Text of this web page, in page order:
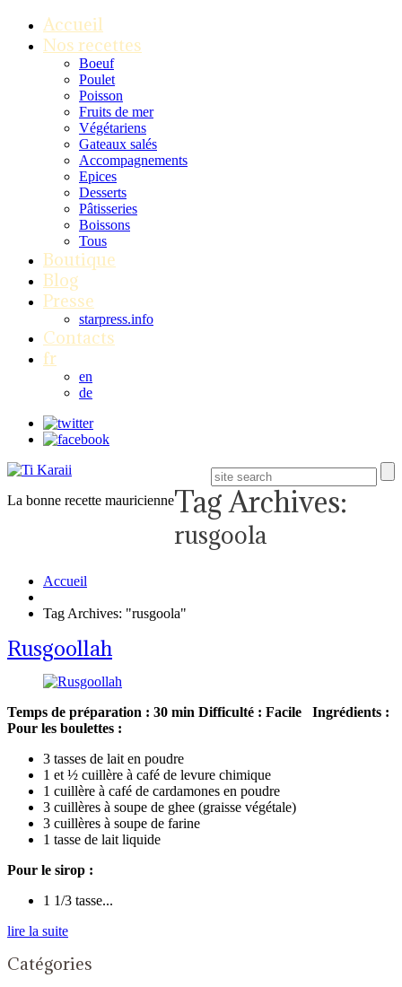
Accueil
Nos recettes
Boeuf
Poulet
Poisson
Fruits de mer
Végétariens
Gateaux salés
Accompagnements
Epices
Desserts
Pâtisseries
Boissons
Tous
Boutique
Blog
Presse
starpress.info
Contacts
fr
en
de
La bonne recette mauricienneTag Archives:
rusgoola
Accueil
Tag Archives: "rusgoola"
Rusgoollah
Temps de préparation : 30 min Difficulté : Facile
Ingrédients :
Pour les boulettes :
3 tasses de lait en poudre
1 et ½ cuillère à café de levure chimique
1 cuillère à café de cardamones en poudre
3 cuillères à soupe de ghee (graisse végétale)
3 cuillères à soupe de farine
1 tasse de lait liquide
Pour le sirop :
1 1/3 tasse...
lire la suite
Catégories